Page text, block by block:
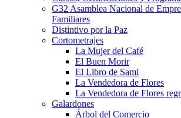
G32 Asamblea Nacional de
Familiares
Distintivo por la Paz
Cortometrajes
La Mujer del Café
El Buen Morir
El Libro de Sami
La Vendedora de Flores
La Vendedora de Flores
Galardones
Árbol del Comercio